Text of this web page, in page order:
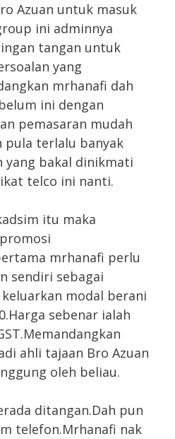
Azuan untuk masuk
ini adminnya
tangan untuk
yang
mrhanafi dah
ini dengan
pemasaran mudah
pula terlalu banyak
yang bakal dinikmati
telco ini nanti.
itu maka
mrhanafi perlu
sendiri sebagai
modal berani
sebenar ialah
ahli tajaan Bro Azuan
oleh beliau.
ditangan.Dah pun
telefon.Mrhanafi nak